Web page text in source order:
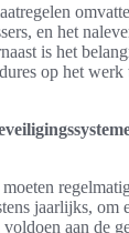
en het
is het
op het werk
jaarlijks, om
aan de